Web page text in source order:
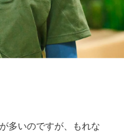
多いのですが、もれな